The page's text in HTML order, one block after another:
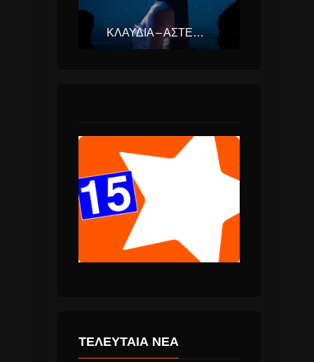
ΚΛΑΥΔΊΑ – ΑΣΤΕΡΟΜΆΤΑ (EUROVISION ΕΛΛΆΔΑ 2025)
ΤΕΛΕΥΤΑΙΑ ΝΕΑ